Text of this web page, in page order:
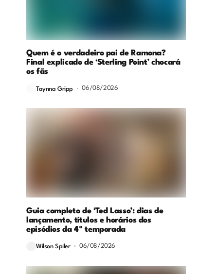
Quem é o verdadeiro pai de Ramona?
Final explicado de ‘Sterling Point’ chocará
os fãs
Taynna Gripp 06/08/2026
Guia completo de ‘Ted Lasso’: dias de
lançamento, títulos e horários dos
episódios da 4ª temporada
Wilson Spiler 06/08/2026